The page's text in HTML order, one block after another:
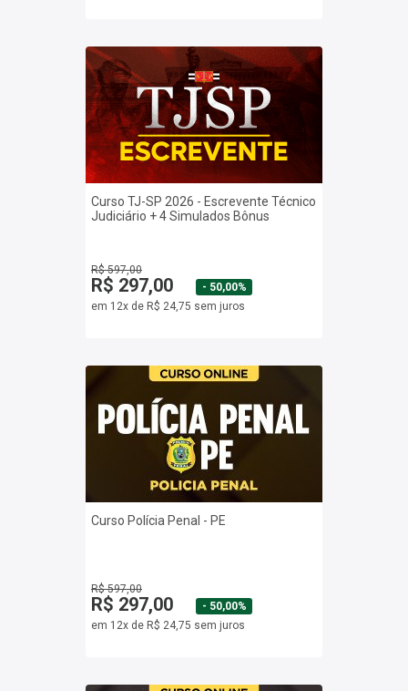
Curso TJ-SP 2026 - Escrevente Técnico
Judiciário + 4 Simulados Bônus
R$ 597,00
R$ 297,00
- 50,00%
em 12x de R$ 24,75 sem juros
Curso Polícia Penal - PE
R$ 597,00
R$ 297,00
- 50,00%
em 12x de R$ 24,75 sem juros